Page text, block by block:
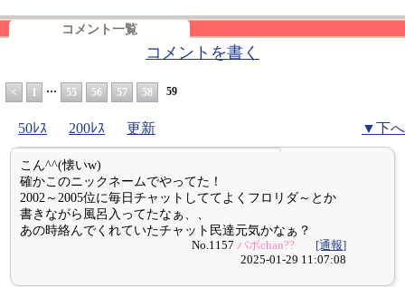
コメント一覧
コメントを書く
< 1 … 55 56 57 58 59
50ﾚｽ 200ﾚｽ 更新 ▼下へ
こん^^(懐いw)
確かこのニックネームでやってた！
2002～2005位に毎日チャットしててよくフロリダ～とか
書きながら風呂入ってたなぁ、、
あの時絡んでくれていたチャット民達元気かなぁ？
No.1157バボchan??
[通報]
2025-01-29 11:07:08